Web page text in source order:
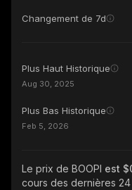
Changement de 7d
Plus Haut Historique
Aug 30, 2025
Plus Bas Historique
Feb 5, 2026
Le prix de BOOPI est
cours des dernières